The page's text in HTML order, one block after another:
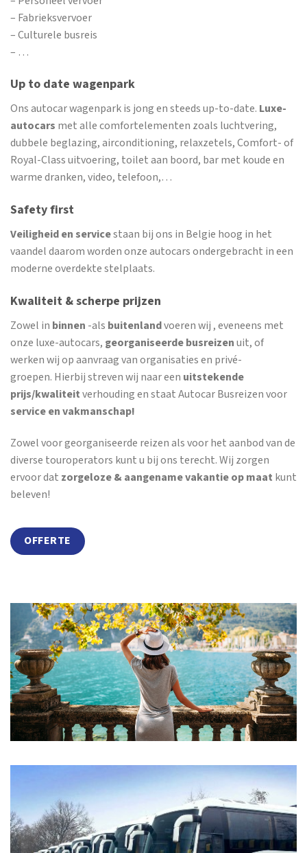
– Fabrieksvervoer
– Culturele busreis
– …
Up to date wagenpark
Ons autocar wagenpark is jong en steeds up-to-date. Luxe-
autocars met alle comfortelementen zoals luchtvering,
dubbele beglazing, airconditioning, relaxzetels, Comfort- of
Royal-Class uitvoering, toilet aan boord, bar met koude en
warme dranken, video, telefoon,…
Safety first
Veiligheid en servicestaan bij ons in Belgie hoog in het
vaandel daarom worden onze autocars ondergebracht in een
moderne overdekte stelplaats.
Kwaliteit & scherpe prijzen
Zowel in binnen -als buitenlandvoeren wij , eveneens met
onze luxe-autocars, georganiseerde busreizenuit, of
werken wij op aanvraag van organisaties en privé-
groepen. Hierbij streven wij naar een uitstekende
prijs/kwaliteitverhouding en staat Autocar Busreizen voor
service en vakmanschap!
Zowel voor georganiseerde reizen als voor het aanbod van de
diverse touroperators kunt u bij ons terecht. Wij zorgen
ervoor dat zorgeloze & aangename vakantie op maat kunt
beleven!
OFFERTE